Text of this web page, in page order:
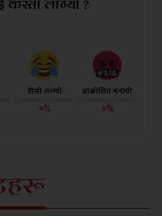
हाँसो लाग्यो
०%
आक्रोशित बनायो
०%